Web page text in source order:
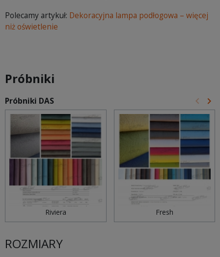
Polecamy artykuł: Dekoracyjna lampa podłogowa – więcej
niż oświetlenie
Próbniki
Próbniki DAS keyboard_arrow_left keyboard_arrow_right
Riviera Fresh
ROZMIARY